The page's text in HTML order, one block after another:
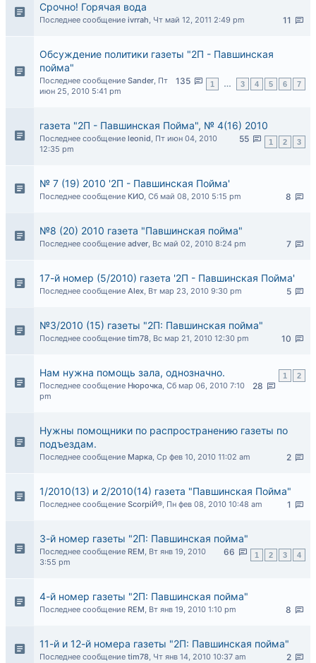
Срочно! Горячая вода
11
Последнее сообщение ivrrah, Чт май 12, 2011 2:49 pm
Обсуждение политики газеты "2П - Павшинская
пойма"
1 … 3 4 5 6 7
135
Последнее сообщение Sander, Пт
июн 25, 2010 5:41 pm
газета "2П - Павшинская Пойма", № 4(16) 2010
1 2 3
55
Последнее сообщение leonid, Пт июн 04, 2010
12:35 pm
№ 7 (19) 2010 '2П - Павшинская Пойма'
8
Последнее сообщение КИО, Сб май 08, 2010 5:15 pm
№8 (20) 2010 газета "Павшинская пойма"
7
Последнее сообщение adver, Вс май 02, 2010 8:24 pm
17-й номер (5/2010) газета '2П - Павшинская Пойма'
5
Последнее сообщение Alex, Вт мар 23, 2010 9:30 pm
№3/2010 (15) газеты "2П: Павшинская пойма"
10
Последнее сообщение tim78, Вс мар 21, 2010 12:30 pm
Нам нужна помощь зала, однозначно. 1 2
28
Последнее сообщение Нюрочка, Сб мар 06, 2010 7:10
pm
Нужны помощники по распространению газеты по
подъездам.
2
Последнее сообщение Марка, Ср фев 10, 2010 11:02 am
1/2010(13) и 2/2010(14) газета "Павшинская Пойма"
1
Последнее сообщение ScorpiЙ®, Пн фев 08, 2010 10:48 am
3-й номер газеты "2П: Павшинская пойма"
1 2 3 4
66
Последнее сообщение REM, Вт янв 19, 2010
3:55 pm
4-й номер газеты "2П: Павшинская пойма"
8
Последнее сообщение REM, Вт янв 19, 2010 1:10 pm
11-й и 12-й номера газеты "2П: Павшинская пойма"
2
Последнее сообщение tim78, Чт янв 14, 2010 10:37 am